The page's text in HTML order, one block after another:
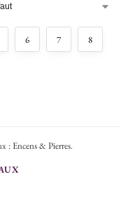
6 7 8
:Encens & Pierres.